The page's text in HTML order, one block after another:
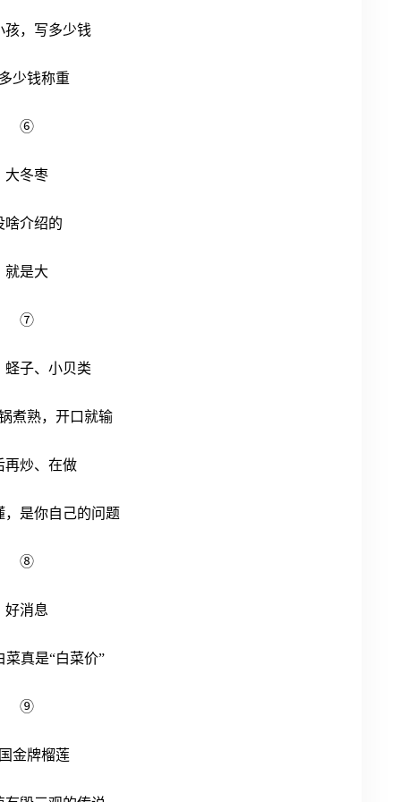
孩，写多少钱
少钱称重
⑥
大冬枣
啥介绍的
就是大
⑦
蛏子、小贝类
煮熟，开口就输
再炒、在做
，是你自己的问题
⑧
好消息
菜真是“白菜价”
⑨
金牌榴莲